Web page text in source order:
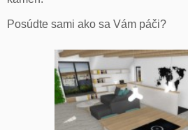
Posúdte sami ako sa Vám páči?